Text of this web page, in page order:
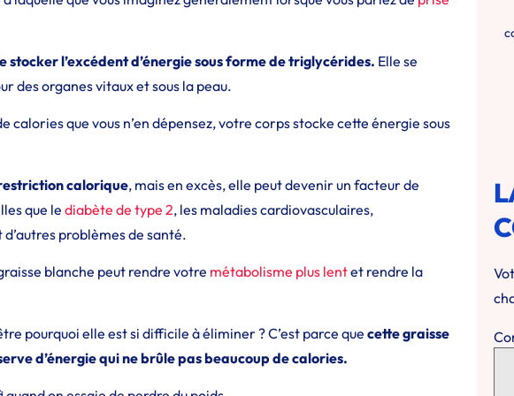
stocker l’excédent d’énergie sous forme de triglycérides. Elle se
des organes vitaux et sous la peau.
calories que vous n’en dépensez, votre corps stocke cette énergie sous
calorique, mais en excès, elle peut devenir un facteur de
que le diabète de type 2, les maladies cardiovasculaires,
d’autres problèmes de santé.
blanche peut rendre votre métabolisme plus lentet rendre la
pourquoi elle est si difficile à éliminer ? C’est parce que cette graisse
d’énergie qui ne brûle pas beaucoup de calories.